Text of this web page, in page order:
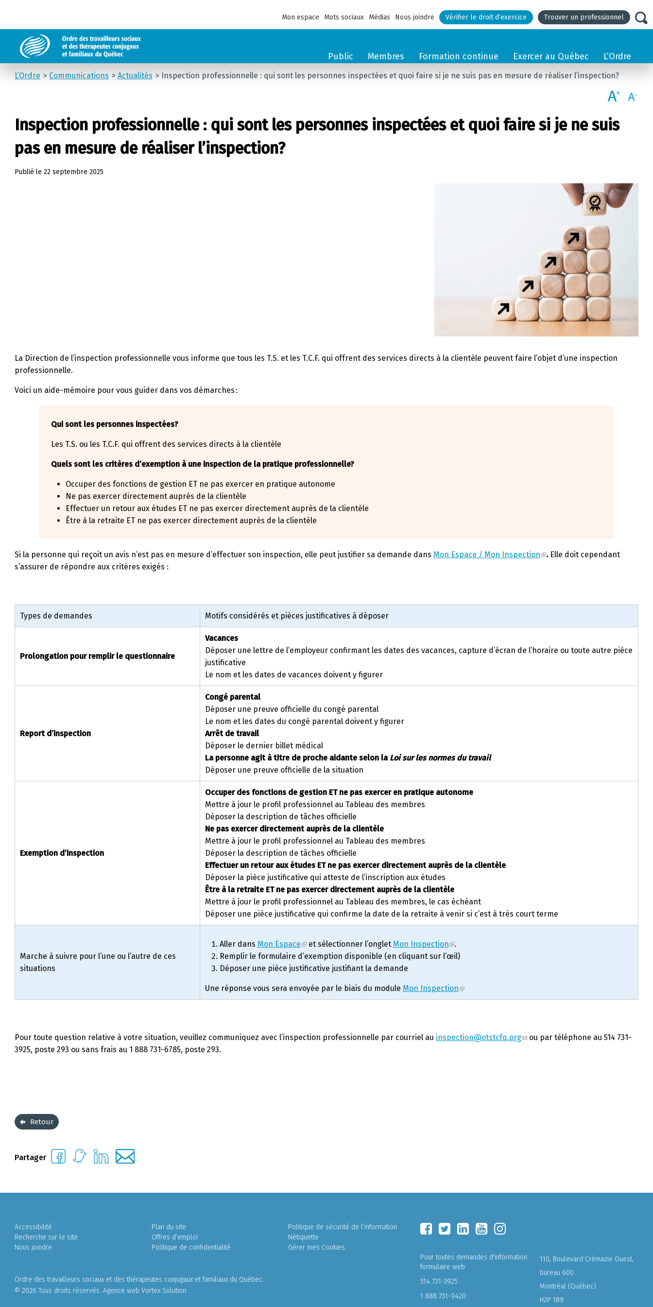
Mon espace Mots sociaux Médias Nous joindre Vérifier le droit d’exercice Trouver un professionnel
Public Membres Formation continue Exercer au Québec L’Ordre
L’Ordre Communications Actualités Inspection professionnelle : qui sont les personnes inspectées et quoi faire si je ne suis pas en mesure de réaliser l’inspection?
Inspection professionnelle : qui sont les personnes inspectées et quoi faire si je ne suis
pas en mesure de réaliser l’inspection?
Publié le 22 septembre 2025
La Direction de l’inspection professionnelle vous informe que tous les T.S. et les T.C.F. qui offrent des services directs à la clientèle peuvent faire l’objet d’une inspection
professionnelle.
Voici un aide-mémoire pour vous guider dans vos démarches :
Qui sont les personnes inspectées?
Les T.S. ou les T.C.F. qui offrent des services directs à la clientèle
Quels sont les critères d’exemption à une inspection de la pratique professionnelle?
Occuper des fonctions de gestion ET ne pas exercer en pratique autonome
Ne pas exercer directement auprès de la clientèle
Effectuer un retour aux études ET ne pas exercer directement auprès de la clientèle
Être à la retraite ET ne pas exercer directement auprès de la clientèle
Si la personne qui reçoit un avis n’est pas en mesure d’effectuer son inspection, elle peut justifier sa demande dans Mon Espace / Mon Inspection .Elle doit cependant
s’assurer de répondre aux critères exigés :
Types de demandes Motifs considérés et pièces justificatives à déposer
Prolongation pour remplir le questionnaire
Vacances
Déposer une lettre de l’employeur confirmant les dates des vacances, capture d’écran de l’horaire ou toute autre pièce
justificative
Le nom et les dates de vacances doivent y figurer
Report d’inspection
Congé parental
Déposer une preuve officielle du congé parental
Le nom et les dates du congé parental doivent y figurer
Arrêt de travail
Déposer le dernier billet médical
La personne agit à titre de proche aidante selon la Loi sur les normes du travail
Déposer une preuve officielle de la situation
Exemption d’inspection
Occuper des fonctions de gestion ET ne pas exercer en pratique autonome
Mettre à jour le profil professionnel au Tableau des membres
Déposer la description de tâches officielle
Ne pas exercer directement auprès de la clientèle
Mettre à jour le profil professionnel au Tableau des membres
Déposer la description de tâches officielle
Effectuer un retour aux études ET ne pas exercer directement auprès de la clientèle
Déposer la pièce justificative qui atteste de l’inscription aux études
Être à la retraite ET ne pas exercer directement auprès de la clientèle
Mettre à jour le profil professionnel au Tableau des membres, le cas échéant
Déposer une pièce justificative qui confirme la date de la retraite à venir si c’est à très court terme
Marche à suivre pour l’une ou l’autre de ces
situations
Aller dans Mon Espace et sélectionner l’onglet Mon Inspection
.
Remplir le formulaire d’exemption disponible (en cliquant sur l’œil)
Déposer une pièce justificative justifiant la demande
Une réponse vous sera envoyée par le biais du module Mon Inspection
Pour toute question relative à votre situation, veuillez communiquez avec l’inspection professionnelle par courriel au inspection@otstcfq.org
ou par téléphone au 514 731-
3925, poste 293 ou sans frais au 1 888 731-6785, poste 293.
Retour
Partager
Accessibilité
Recherche sur le site
Nous joindre
Plan du site
Offres d’emploi
Politique de confidentialité
Politique de sécurité de l’information
Nétiquette
Gérer mes Cookies
Ordre des travailleurs sociaux et des thérapeutes conjugaux et familiaux du Québec.
© 2026 Tous droits réservés. Agence web Vortex Solution.
Pour toutes demandes d'information :
formulaire web
514 731-3925
1 888 731-9420
110, Boulevard Crémazie Ouest,
bureau 600
Montréal (Québec)
H2P 1B9